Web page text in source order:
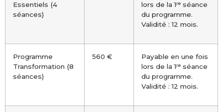
Essentiels (4
séances)
lors de la 1ʳᵉ séance
du programme.
Validité : 12 mois.
Programme
Transformation (8
séances)
560 €
Payable en une fois
lors de la 1ʳᵉ séance
du programme.
Validité : 12 mois.